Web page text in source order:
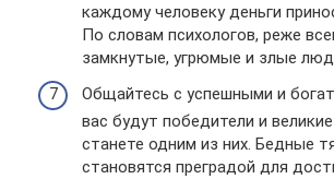
каждому человеку деньги
По словам психологов, реже
замкнутые, угрюмые и злые
Общайтесь с успешными и
вас будут победители и
станете одним из них. Бедные
становятся преградой для